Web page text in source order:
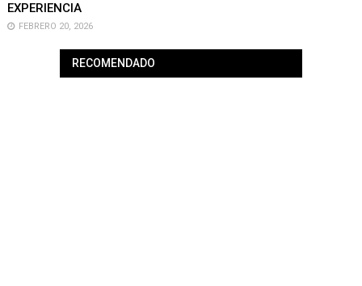
EXPERIENCIA
FEBRERO 20, 2026
RECOMENDADO